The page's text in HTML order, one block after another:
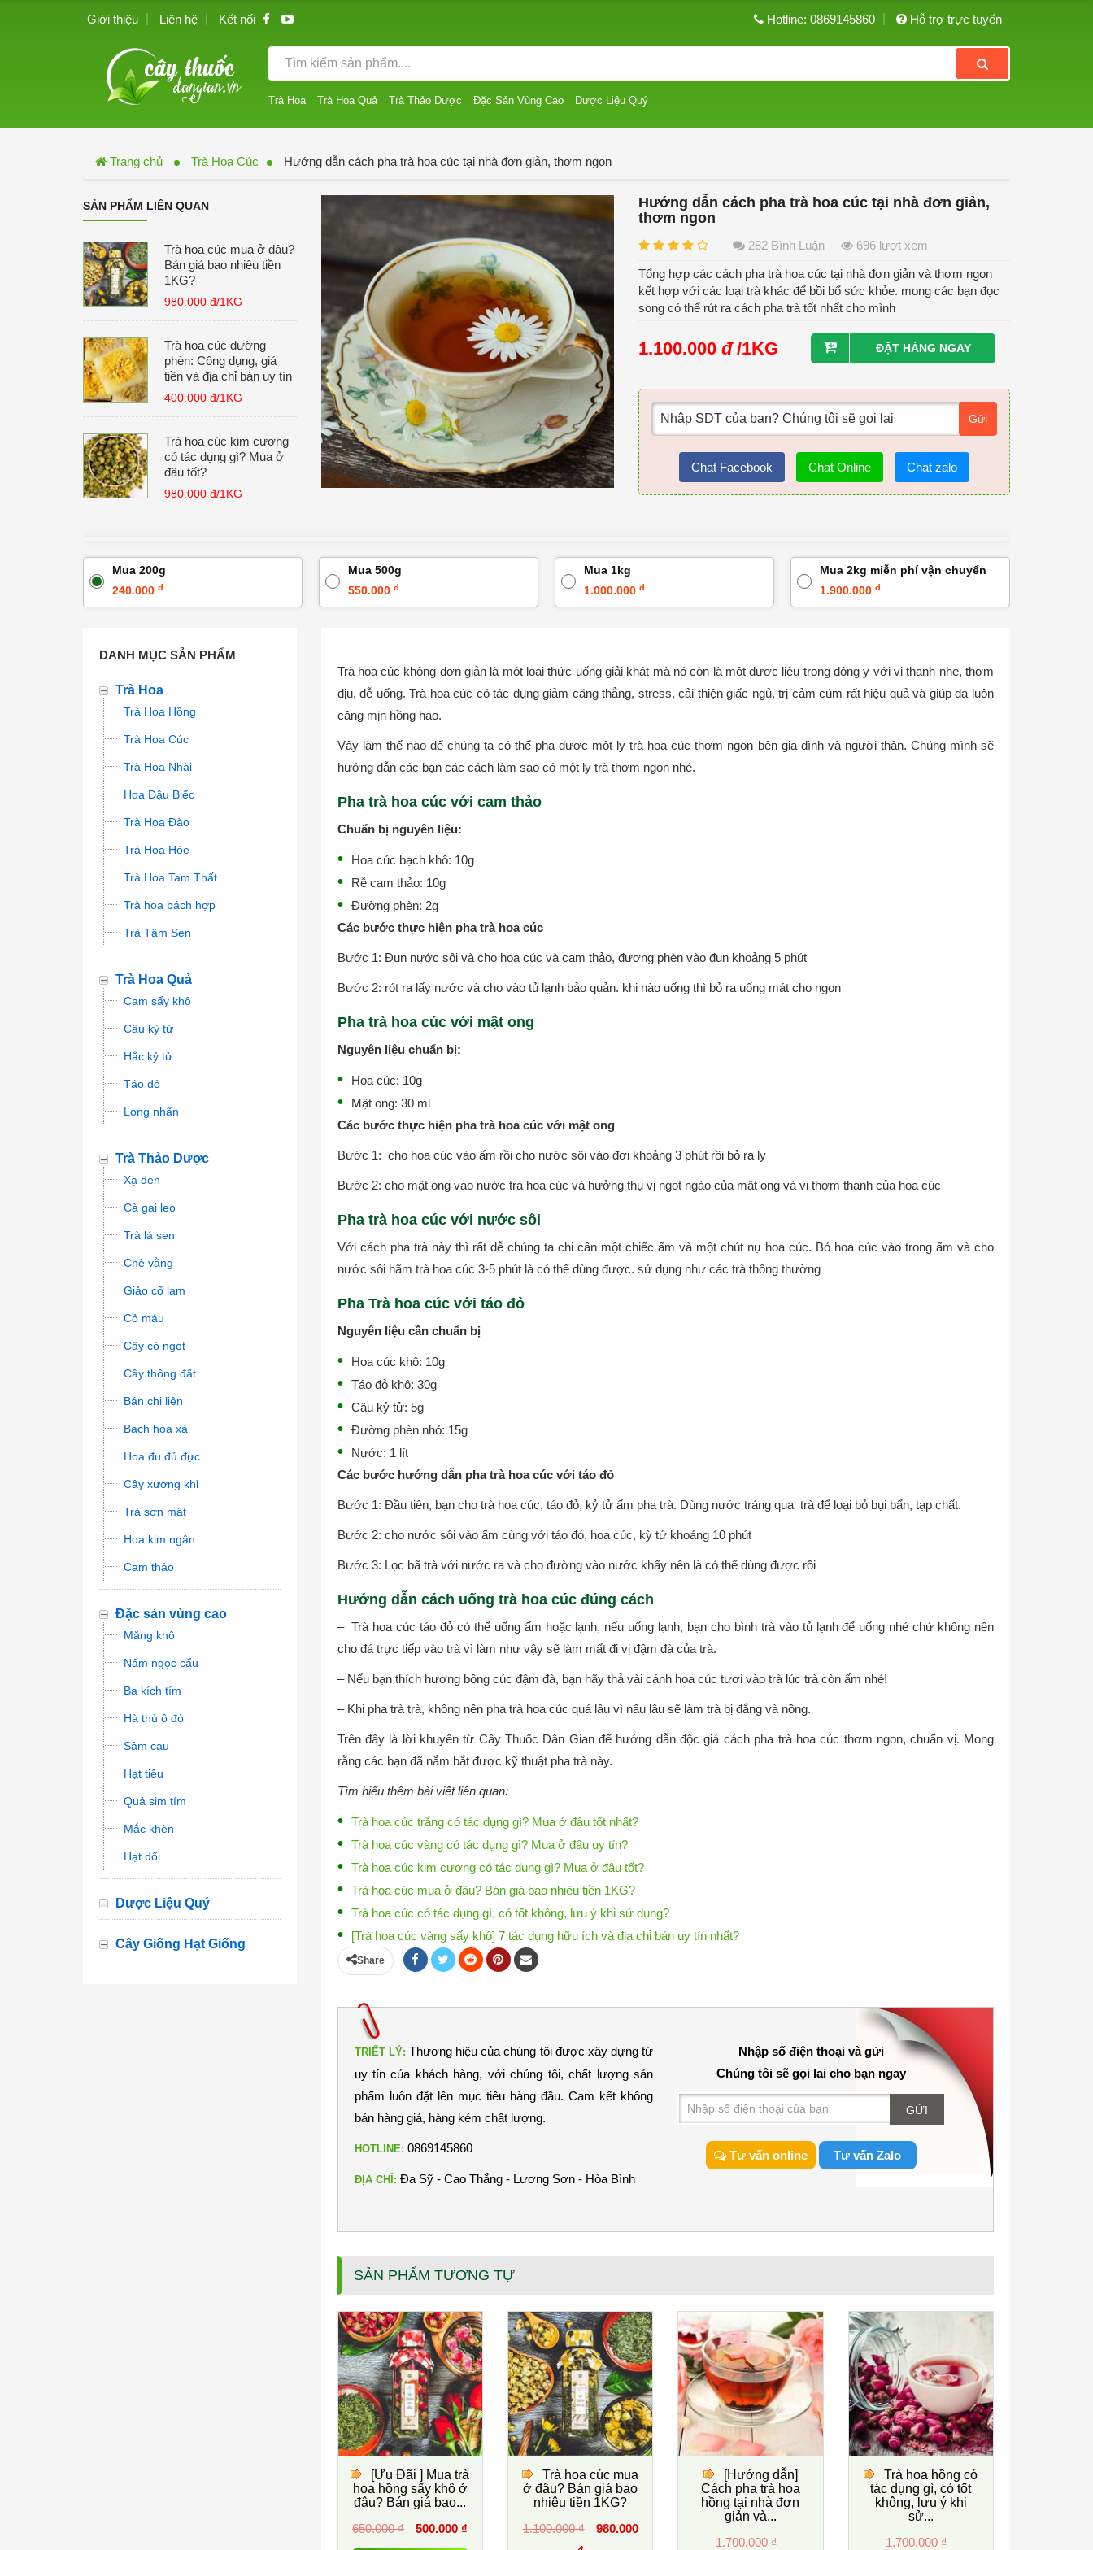
Giới thiệu Liên hệ Kết nối Hotline: 0869145860 Hỗ trợ trực tuyến
Trà Hoa Trà Hoa Quả Trà Thảo Dược Đặc Sản Vùng Cao Dược Liệu Quý
Trang chủ Trà Hoa Cúc Hướng dẫn cách pha trà hoa cúc tại nhà đơn giản, thơm ngon
SẢN PHẨM LIÊN QUAN
Trà hoa cúc mua ở đâu?
Bán giá bao nhiêu tiền
1KG?
980.000 đ/1KG
Trà hoa cúc đường
phèn: Công dụng, giá
tiền và địa chỉ bán uy tín
400.000 đ/1KG
Trà hoa cúc kim cương
có tác dụng gì? Mua ở
đâu tốt?
980.000 đ/1KG
Hướng dẫn cách pha trà hoa cúc tại nhà đơn giản,
thơm ngon
282 Bình Luận 696 lượt xem
Tổng hợp các cách pha trà hoa cúc tại nhà đơn giản và thơm ngon
kết hợp với các loại trà khác để bồi bổ sức khỏe. mong các bạn đọc
song có thể rút ra cách pha trà tốt nhất cho mình
1.100.000 đ /1KG ĐẶT HÀNG NGAY
Gửi
Chat Facebook Chat Online Chat zalo
Mua 200g
240.000 đ
Mua 500g
550.000 đ
Mua 1kg
1.000.000 đ
Mua 2kg miễn phí vận chuyển
1.900.000 đ
DANH MỤC SẢN PHẨM
Trà Hoa
Trà Hoa Hồng
Trà Hoa Cúc
Trà Hoa Nhài
Hoa Đậu Biếc
Trà Hoa Đào
Trà Hoa Hòe
Trà Hoa Tam Thất
Trà hoa bách hợp
Trà Tâm Sen
Trà Hoa Quả
Cam sấy khô
Câu kỷ tử
Hắc kỷ tử
Táo đỏ
Long nhãn
Trà Thảo Dược
Xạ đen
Cà gai leo
Trà lá sen
Chè vằng
Giảo cổ lam
Cỏ máu
Cây cỏ ngọt
Cây thông đất
Bán chi liên
Bạch hoa xà
Hoa đu đủ đực
Cây xương khỉ
Trà sơn mật
Hoa kim ngân
Cam thảo
Đặc sản vùng cao
Măng khô
Nấm ngọc cẩu
Ba kích tím
Hà thủ ô đỏ
Sâm cau
Hạt tiêu
Quả sim tím
Mắc khén
Hạt dổi
Dược Liệu Quý
Cây Giống Hạt Giống
Trà hoa cúc không đơn giản là một loại thức uống giải khát mà nó còn là một dược liệu trong đông y với vị thanh nhẹ, thơm
dịu, dễ uống. Trà hoa cúc có tác dụng giảm căng thẳng, stress, cải thiện giấc ngủ, trị cảm cúm rất hiệu quả và giúp da luôn
căng mịn hồng hào.
Vây làm thế nào để chúng ta có thể pha được một ly trà hoa cúc thơm ngon bên gia đình và người thân. Chúng mình sẽ
hướng dẫn các bạn các cách làm sao có một ly trà thơm ngon nhé.
Pha trà hoa cúc với cam thảo
Chuẩn bị nguyên liệu:
Hoa cúc bạch khô: 10g
Rễ cam thảo: 10g
Đường phèn: 2g
Các bước thực hiện pha trà hoa cúc
Bước 1: Đun nước sôi và cho hoa cúc và cam thảo, đương phèn vào đun khoảng 5 phút
Bước 2: rót ra lấy nước và cho vào tủ lạnh bảo quản. khi nào uống thì bỏ ra uống mát cho ngon
Pha trà hoa cúc với mật ong
Nguyên liệu chuẩn bị:
Hoa cúc: 10g
Mật ong: 30 ml
Các bước thực hiện pha trà hoa cúc với mật ong
Bước 1: cho hoa cúc vào ấm rồi cho nước sôi vào đơi khoảng 3 phút rồi bỏ ra ly
Bước 2: cho mật ong vào nước trà hoa cúc và hưởng thụ vị ngot ngào của mật ong và vi thơm thanh của hoa cúc
Pha trà hoa cúc với nước sôi
Với cách pha trà này thì rất dễ chúng ta chi cân một chiếc ấm và một chút nụ hoa cúc. Bỏ hoa cúc vào trong ấm và cho
nước sôi hãm trà hoa cúc 3-5 phút là có thể dùng được. sử dụng như các trà thông thường
Pha Trà hoa cúc với táo đỏ
Nguyên liệu cần chuẩn bị
Hoa cúc khô: 10g
Táo đỏ khô: 30g
Câu kỷ tử: 5g
Đường phèn nhỏ: 15g
Nước: 1 lít
Các bước hướng dẫn pha trà hoa cúc với táo đỏ
Bước 1: Đầu tiên, bạn cho trà hoa cúc, táo đỏ, kỷ tử ấm pha trà. Dùng nước tráng qua trà để loại bỏ bụi bẩn, tạp chất.
Bước 2: cho nước sôi vào ấm cùng với táo đỏ, hoa cúc, kỳ tử khoảng 10 phút
Bước 3: Lọc bã trà với nước ra và cho đường vào nước khấy nên là có thể dùng được rồi
Hướng dẫn cách uống trà hoa cúc đúng cách
– Trà hoa cúc táo đỏ có thể uống ấm hoặc lạnh, nếu uống lạnh, bạn cho bình trà vào tủ lạnh để uống nhé chứ không nên
cho đá trực tiếp vào trà vì làm như vậy sẽ làm mất đi vị đậm đà của trà.
– Nếu bạn thích hương bông cúc đậm đà, bạn hãy thả vài cánh hoa cúc tươi vào trà lúc trà còn ấm nhé!
– Khi pha trà trà, không nên pha trà hoa cúc quá lâu vì nấu lâu sẽ làm trà bị đắng và nồng.
Trên đây là lời khuyên từ Cây Thuốc Dân Gian để hướng dẫn độc giả cách pha trà hoa cúc thơm ngon, chuẩn vị. Mong
rằng các bạn đã nắm bắt được kỹ thuật pha trà này.
Tìm hiểu thêm bài viết liên quan:
Trà hoa cúc trắng có tác dụng gì? Mua ở đâu tốt nhất?
Trà hoa cúc vàng có tác dụng gì? Mua ở đâu uy tín?
Trà hoa cúc kim cương có tác dụng gì? Mua ở đâu tốt?
Trà hoa cúc mua ở đâu? Bán giá bao nhiêu tiền 1KG?
Trà hoa cúc có tác dụng gì, có tốt không, lưu ý khi sử dụng?
[Trà hoa cúc vàng sấy khô] 7 tác dụng hữu ích và địa chỉ bán uy tín nhất?
Share
TRIẾT LÝ: Thương hiệu của chúng tôi được xây dựng từ
uy tín của khách hàng, với chúng tôi, chất lượng sản
phẩm luôn đặt lên mục tiêu hàng đầu. Cam kết không
bán hàng giả, hàng kém chất lượng.
HOTLINE: 0869145860
ĐỊA CHỈ: Đa Sỹ - Cao Thắng - Lương Sơn - Hòa Bình
Nhập số điện thoại và gửi
Chúng tôi sẽ gọi lai cho bạn ngay
GỬI
Tư vấn online Tư vấn Zalo
SẢN PHẨM TƯƠNG TỰ
[Ưu Đãi ] Mua trà
hoa hồng sấy khô ở
đâu? Bán giá bao...
650.000 ₫
500.000 ₫
Trà hoa cúc mua
ở đâu? Bán giá bao
nhiêu tiền 1KG?
1.100.000 ₫
980.000
[Hướng dẫn]
Cách pha trà hoa
hồng tại nhà đơn
giản và...
1.700.000 ₫
Trà hoa hồng có
tác dụng gì, có tốt
không, lưu ý khi
sử...
1.700.000 ₫